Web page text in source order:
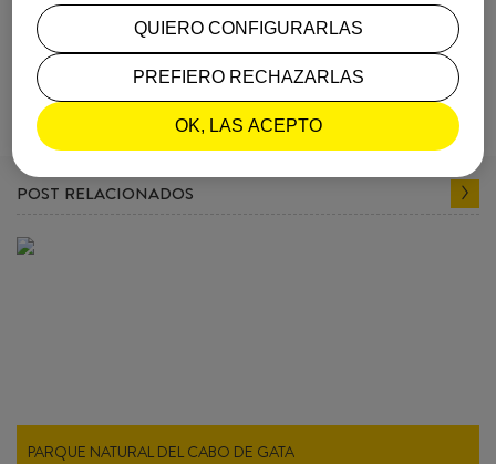
¿Buscas un destino diferente para una escapada? ¿Te apetece descu…
+ info
INSPIRACIÓN
POST RELACIONADOS
PARQUE NATURAL DEL CABO DE GATA
PREFIERO RECHAZARLAS
OK, LAS ACEPTO
QUIERO CONFIGURARLAS